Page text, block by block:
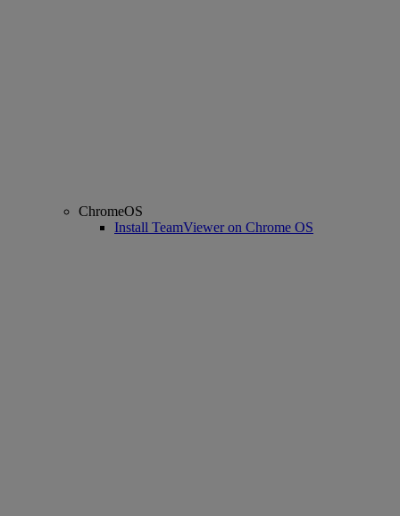
ChromeOS
Install TeamViewer on Chrome OS